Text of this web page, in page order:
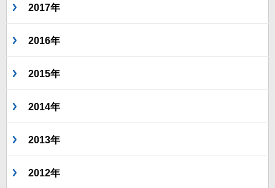
2017年
2016年
2015年
2014年
2013年
2012年